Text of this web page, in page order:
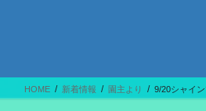
HOME 新着情報 園主より 9/20シャイ